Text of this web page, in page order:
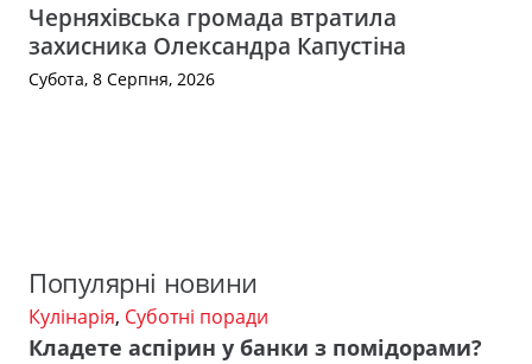
Черняхівська громада втратила
захисника Олександра Капустіна
Субота, 8 Серпня, 2026
Популярні новини
Кулінарія, Суботні поради
Кладете аспірин у банки з помідорами?